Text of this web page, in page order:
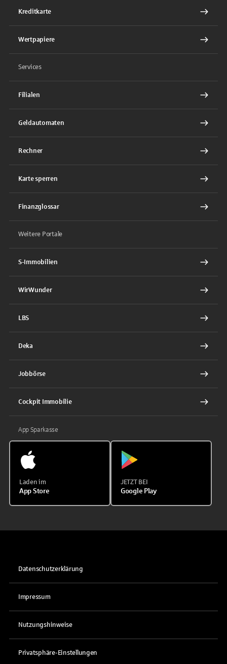
Kreditkarte
Wertpapiere
Services
Filialen
Geldautomaten
Rechner
Karte sperren
Finanzglossar
Weitere Portale
S-Immobilien
WirWunder
LBS
Deka
Jobbörse
Cockpit Immobilie
App Sparkasse
Laden im
App Store
JETZT BEI
Google Play
Datenschutzerklärung
Impressum
Nutzungshinweise
Privatsphäre-Einstellungen